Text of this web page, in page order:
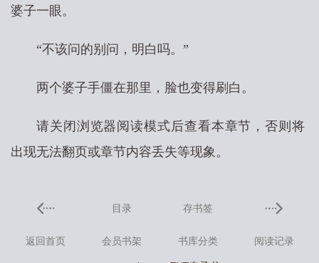
婆子一眼。
“不该问的别问，明白吗。”
两个婆子手僵在那里，脸也变得刷白。
请关闭浏览器阅读模式后查看本章节，否则将
出现无法翻页或章节内容丢失等现象。
目录 存书签
返回首页 会员书架 书库分类 阅读记录